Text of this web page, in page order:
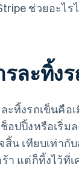
ช่วยอะไร
รละทิ้ง
ะทิ้งรถเข็นคือ
อปปิ้งหรือเริ่ม
สิ้น เทียบเท่า
า แต่ก็ทิ้งไว้ที่